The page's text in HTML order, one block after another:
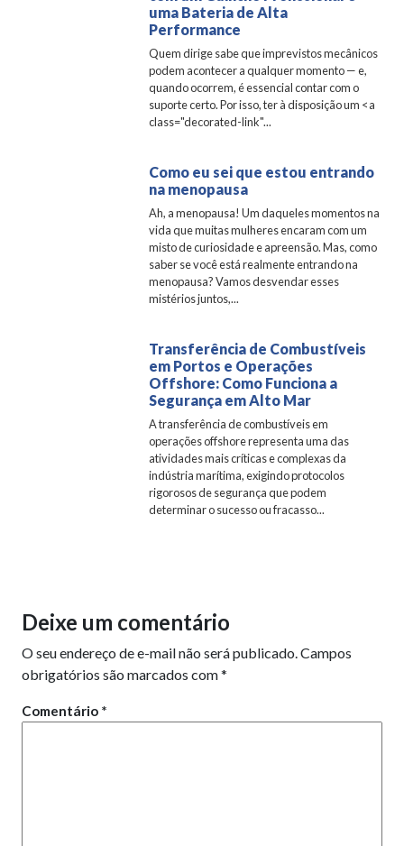
uma Bateria de Alta
Performance
Quem dirige sabe que imprevistos mecânicos
podem acontecer a qualquer momento — e,
quando ocorrem, é essencial contar com o
suporte certo. Por isso, ter à disposição um <a
class="decorated-link"...
Como eu sei que estou entrando
na menopausa
Ah, a menopausa! Um daqueles momentos na
vida que muitas mulheres encaram com um
misto de curiosidade e apreensão. Mas, como
saber se você está realmente entrando na
menopausa? Vamos desvendar esses
mistérios juntos,...
Transferência de Combustíveis
em Portos e Operações
Offshore: Como Funciona a
Segurança em Alto Mar
A transferência de combustíveis em
operações offshore representa uma das
atividades mais críticas e complexas da
indústria marítima, exigindo protocolos
rigorosos de segurança que podem
determinar o sucesso ou fracasso...
Deixe um comentário
O seu endereço de e-mail não será publicado.Campos
obrigatórios são marcados com*
Comentário *